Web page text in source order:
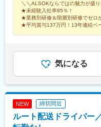
坂1-6-6…東京メトロ銀
分…東京メトロ半蔵門
歩8分＼＼他業種からの
駅、荒川区役所前駅、
窪駅、池袋駅、東武練
岩淵駅、東池袋駅、渋
学園前駅、泉岳寺駅、
都)、国分寺駅、ひばり
多摩センター駅、町田
駅(愛知県)、中島駅(愛
(愛知県)、大府駅、栄
古屋駅、駅前大通駅、
＼＼ALSOKならではの魅力が盛
★未経験入社率95％！
★業務別研修＆階層別研修でゼロ
★平均賞与137万円！13年連続ベ
気になる
NEW 締切間近
ルート配送ドライバー